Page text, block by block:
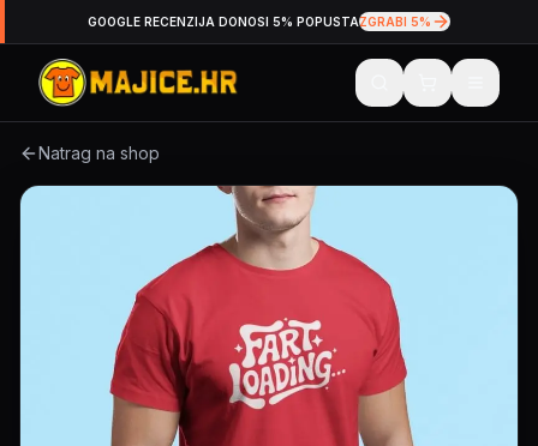
GOOGLE RECENZIJA DONOSI 5% POPUSTAZGRABI 5%
Natrag na shop